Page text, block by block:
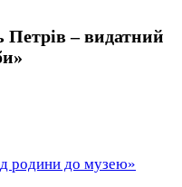
вирішення.
виставку та
майстра-різьбяра
музейній скарбниці
заповідника
р.
Петрів – видатний
родини до музею»